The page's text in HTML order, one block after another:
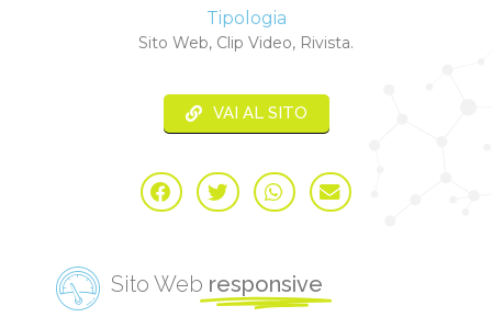
Tipologia
Sito Web, Clip Video, Rivista.
VAI AL SITO
Sito Web responsive